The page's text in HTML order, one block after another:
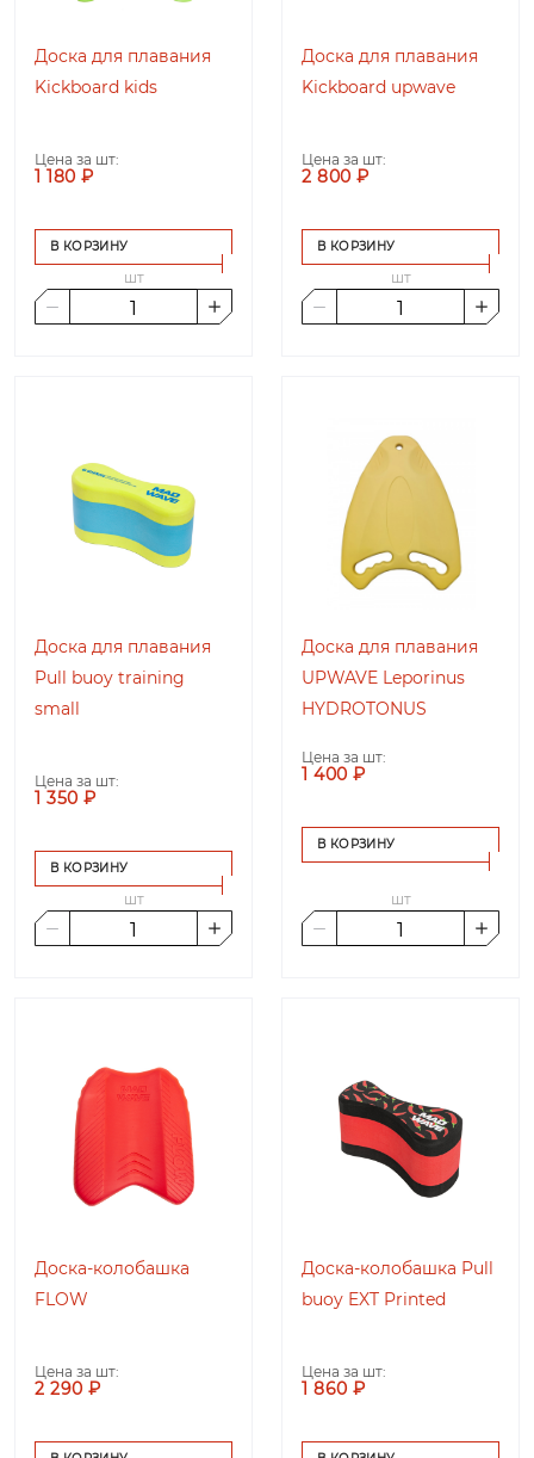
Доска для плавания
Kickboard kids
Цена за шт:
1 180 ₽
В КОРЗИНУ
шт
Доска для плавания
Kickboard upwave
Цена за шт:
2 800 ₽
В КОРЗИНУ
шт
Доска для плавания
Pull buoy training
small
Цена за шт:
1 350 ₽
В КОРЗИНУ
шт
Доска для плавания
UPWAVE Leporinus
HYDROTONUS
Цена за шт:
1 400 ₽
В КОРЗИНУ
шт
Доска-колобашка
FLOW
Цена за шт:
2 290 ₽
Доска-колобашка Pull
buoy EXT Printed
Цена за шт:
1 860 ₽